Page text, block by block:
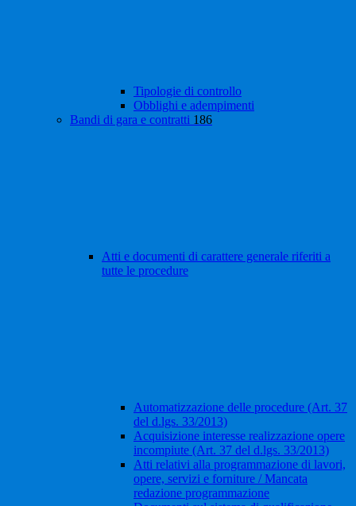
Tipologie di controllo
Obblighi e adempimenti
Bandi di gara e contratti 186
Atti e documenti di carattere generale riferiti a
tutte le procedure
Automatizzazione delle procedure (Art. 37
del d.lgs. 33/2013)
Acquisizione interesse realizzazione opere
incompiute (Art. 37 del d.lgs. 33/2013)
Atti relativi alla programmazione di lavori,
opere, servizi e forniture / Mancata
redazione programmazione